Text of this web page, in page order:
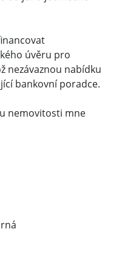
úvěru pro
nezávaznou nabídku
bankovní poradce.
nemovitosti mne